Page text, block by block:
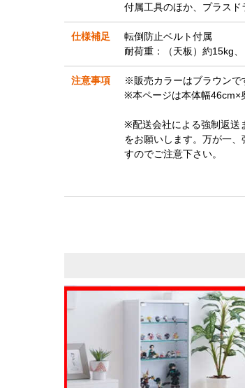
付属工具のほか、プラス
仕様補足
転倒防止ベルト付属
耐荷重：（天板）約15kg
注意事項
※販売カラーはブラウンで
※本ページは本体幅46cm×
※配送会社による強制返送
をお願いします。万が一
すのでご注意下さい。